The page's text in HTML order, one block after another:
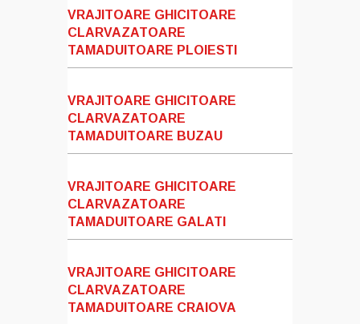
VRAJITOARE GHICITOARE
CLARVAZATOARE
TAMADUITOARE PLOIESTI
VRAJITOARE GHICITOARE
CLARVAZATOARE
TAMADUITOARE BUZAU
VRAJITOARE GHICITOARE
CLARVAZATOARE
TAMADUITOARE GALATI
VRAJITOARE GHICITOARE
CLARVAZATOARE
TAMADUITOARE CRAIOVA